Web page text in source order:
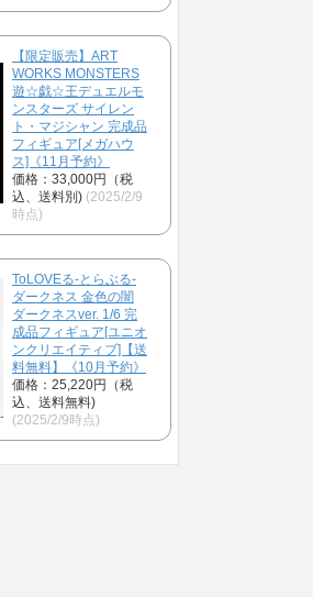
【限定販売】ART
WORKS MONSTERS
遊☆戯☆王デュエルモ
ンスターズ サイレン
ト・マジシャン 完成品
フィギュア[メガハウ
ス]《11月予約》
価格：33,000円（税
込、送料別) (2025/2/9
時点)
ToLOVEる-とらぶる-
ダークネス 金色の闇
ダークネスver. 1/6 完
成品フィギュア[ユニオ
ンクリエイティブ]【送
料無料】《10月予約》
価格：25,220円（税
込、送料無料)
(2025/2/9時点)